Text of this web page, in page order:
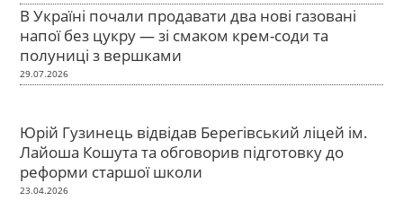
В Україні почали продавати два нові газовані
напої без цукру — зі смаком крем-соди та
полуниці з вершками
29.07.2026
Юрій Гузинець відвідав Берегівський ліцей ім.
Лайоша Кошута та обговорив підготовку до
реформи старшої школи
23.04.2026